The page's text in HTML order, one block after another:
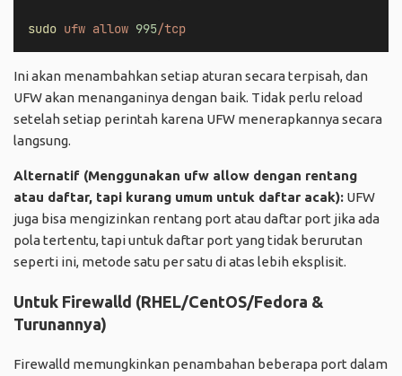
sudo ufw allow 995/tcp
Ini akan menambahkan setiap aturan secara terpisah, dan
UFW akan menanganinya dengan baik. Tidak perlu reload
setelah setiap perintah karena UFW menerapkannya secara
langsung.
Alternatif (Menggunakan ufw allow dengan rentang
atau daftar, tapi kurang umum untuk daftar acak): UFW
juga bisa mengizinkan rentang port atau daftar port jika ada
pola tertentu, tapi untuk daftar port yang tidak berurutan
seperti ini, metode satu per satu di atas lebih eksplisit.
Untuk Firewalld (RHEL/CentOS/Fedora &
Turunannya)
Firewalld memungkinkan penambahan beberapa port dalam